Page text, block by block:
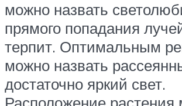
можно назвать
прямого попадания
терпит. Оптимальным
можно назвать
достаточно яркий свет.
Расположение растения